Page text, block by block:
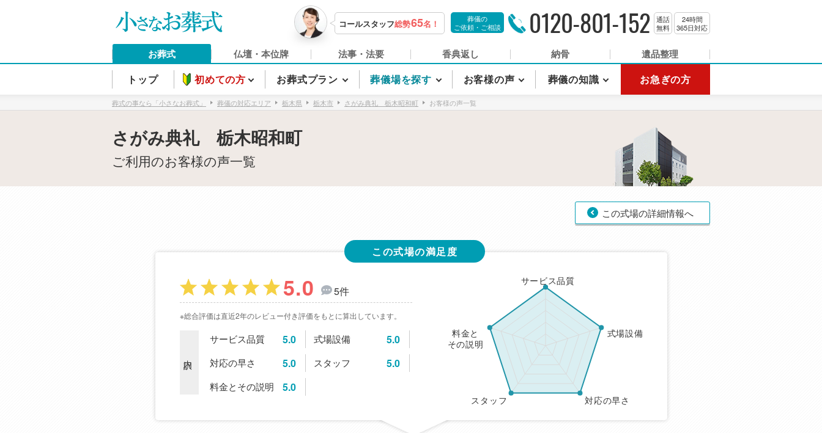
コールスタッフ総勢65名！
葬儀の
ご依頼・ご相談
0120-801-152
通話
無料
24時間
365日対応
お葬式 仏壇・本位牌 法事・法要 香典返し 納骨 遺品整理
トップ 初めての方 お葬式プラン 葬儀場を探す お客様の声 葬儀の知識 お急ぎの方
葬式の事なら「小さなお葬式」 葬儀の対応エリア 栃木県 栃木市 さがみ典礼 栃木昭和町 お客様の声一覧
さがみ典礼 栃木昭和町
ご利用のお客様の声一覧
この式場の詳細情報へ
この式場の満足度
5.0 5件
※総合評価は直近2年のレビュー付き評価をもとに算出しています。
サービス品質 5.0 式場設備 5.0
対応の早さ 5.0 スタッフ 5.0
料金とその説明 5.0
サービス品質
式場設備
対応の早さ
スタッフ
料金と
その説明